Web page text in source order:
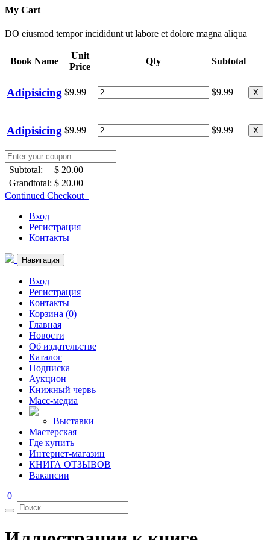
My Cart
DO eiusmod tempor incididunt ut labore et dolore magna aliqua
Book Name
Unit
Price
Qty Subtotal
Adipisicing $9.99 $9.99 X
Adipisicing $9.99 $9.99 X
Subtotal:
$ 20.00
Grandtotal: $ 20.00
Continued Checkout
Вход
Регистрация
Контакты
Навигация
Вход
Регистрация
Контакты
Корзина (0)
Главная
Новости
Об издательстве
Каталог
Подписка
Аукцион
Книжный червь
Масс-медиа
Выставки
Мастерская
Где купить
Интернет-магазин
КНИГА ОТЗЫВОВ
Вакансии
0